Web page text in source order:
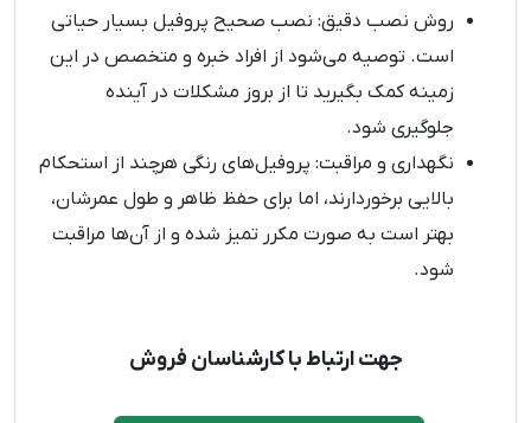
روش نصب دقیق: نصب صحیح پروفیل بسیار حیاتی
است. توصیه می‌شود از افراد خبره و متخصص در این
زمینه کمک بگیرید تا از بروز مشکلات در آینده
جلوگیری شود.
نگهداری و مراقبت: پروفیل‌های رنگی هرچند از استحکام
بالایی برخوردارند، اما برای حفظ ظاهر و طول عمرشان،
بهتر است به صورت مکرر تمیز شده و از آن‌ها مراقبت
شود.
جهت ارتباط با کارشناسان فروش